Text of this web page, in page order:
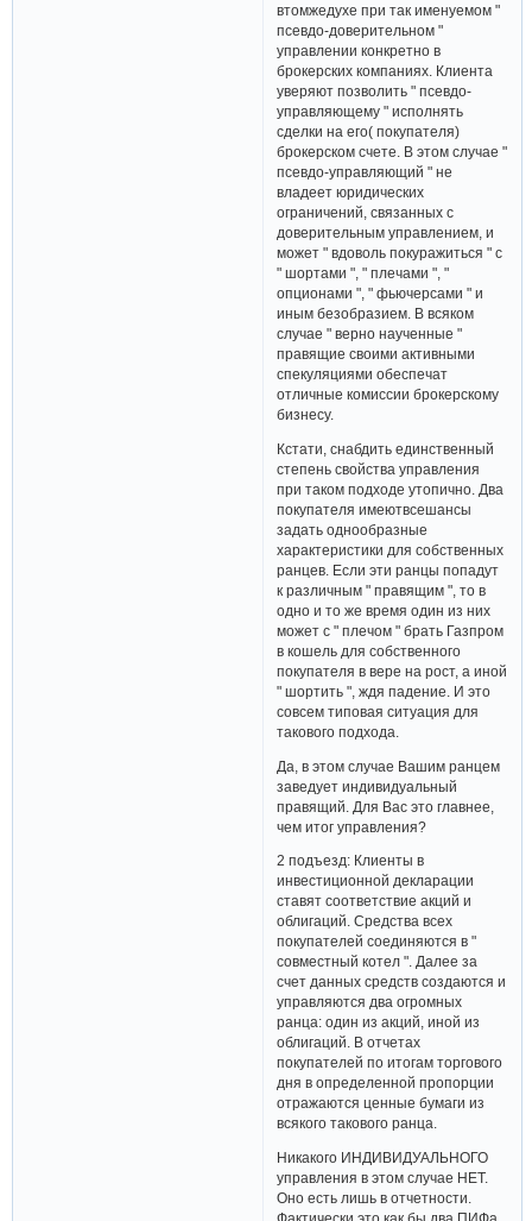
втомжедухе при так именуемом "
псевдо-доверительном "
управлении конкретно в
брокерских компаниях. Клиента
уверяют позволить " псевдо-
управляющему " исполнять
сделки на его( покупателя)
брокерском счете. В этом случае "
псевдо-управляющий " не
владеет юридических
ограничений, связанных с
доверительным управлением, и
может " вдоволь покуражиться " с
" шортами ", " плечами ", "
опционами ", " фьючерсами " и
иным безобразием. В всяком
случае " верно наученные "
правящие своими активными
спекуляциями обеспечат
отличные комиссии брокерскому
бизнесу.
Кстати, снабдить единственный
степень свойства управления
при таком подходе утопично. Два
покупателя имеютвсешансы
задать однообразные
характеристики для собственных
ранцев. Если эти ранцы попадут
к различным " правящим ", то в
одно и то же время один из них
может с " плечом " брать Газпром
в кошель для собственного
покупателя в вере на рост, а иной
" шортить ", ждя падение. И это
совсем типовая ситуация для
такового подхода.
Да, в этом случае Вашим ранцем
заведует индивидуальный
правящий. Для Вас это главнее,
чем итог управления?
2 подъезд: Клиенты в
инвестиционной декларации
ставят соответствие акций и
облигаций. Средства всех
покупателей соединяются в "
совместный котел ". Далее за
счет данных средств создаются и
управляются два огромных
ранца: один из акций, иной из
облигаций. В отчетах
покупателей по итогам торгового
дня в определенной пропорции
отражаются ценные бумаги из
всякого такового ранца.
Никакого ИНДИВИДУАЛЬНОГО
управления в этом случае НЕТ.
Оно есть лишь в отчетности.
Фактически это как бы два ПИФа,